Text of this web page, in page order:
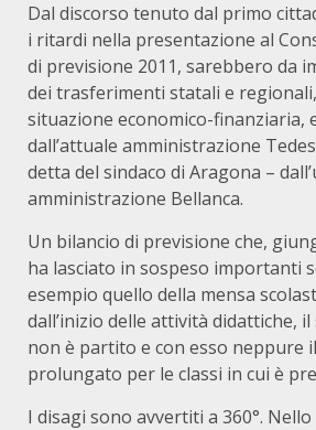
Dal discorso tenuto dal primo
i ritardi nella presentazione al
di previsione 2011, sarebbero da
dei trasferimenti statali e
situazione economico-finanziaria,
dall’attuale amministrazione
detta del sindaco di Aragona –
amministrazione Bellanca.
Un bilancio di previsione che,
ha lasciato in sospeso importanti
esempio quello della mensa
dall’inizio delle attività didattiche, il
non è partito e con esso neppure
prolungato per le classi in cui è
I disagi sono avvertiti a 360°.